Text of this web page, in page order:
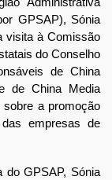
GPSAP), Sónia
visita à Comissão
do Conselho
de China
de China Media
a promoção
empresas de
GPSAP, Sónia